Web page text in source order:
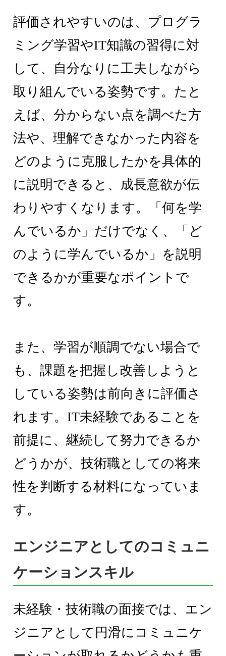
評価されやすいのは、プログラ
ミング学習やIT知識の習得に対
して、自分なりに工夫しながら
取り組んでいる姿勢です。たと
えば、分からない点を調べた方
法や、理解できなかった内容を
どのように克服したかを具体的
に説明できると、成長意欲が伝
わりやすくなります。「何を学
んでいるか」だけでなく、「ど
のように学んでいるか」を説明
できるかが重要なポイントで
す。
また、学習が順調でない場合で
も、課題を把握し改善しようと
している姿勢は前向きに評価さ
れます。IT未経験であることを
前提に、継続して努力できるか
どうかが、技術職としての将来
性を判断する材料になっていま
す。
エンジニアとしてのコミュニ
ケーションスキル
未経験・技術職の面接では、エン
ジニアとして円滑にコミュニケ